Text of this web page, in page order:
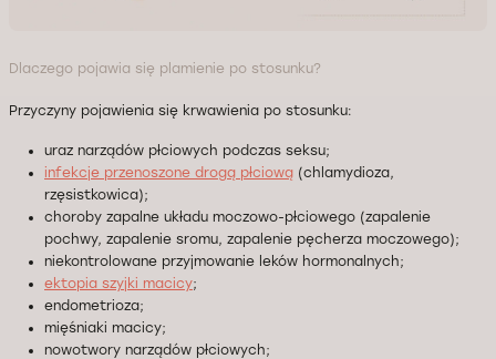
Dlaczego pojawia się plamienie po stosunku?
Przyczyny pojawienia się krwawienia po stosunku:
uraz narządów płciowych podczas seksu;
infekcje przenoszone drogą płciową (chlamydioza,
rzęsistkowica);
choroby zapalne układu moczowo-płciowego (zapalenie
pochwy, zapalenie sromu, zapalenie pęcherza moczowego);
niekontrolowane przyjmowanie leków hormonalnych;
ektopia szyjki macicy;
endometrioza;
mięśniaki macicy;
nowotwory narządów płciowych;